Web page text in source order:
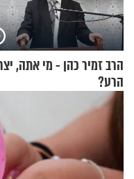
הרב זמיר כהן - מי אתה,
הרע?